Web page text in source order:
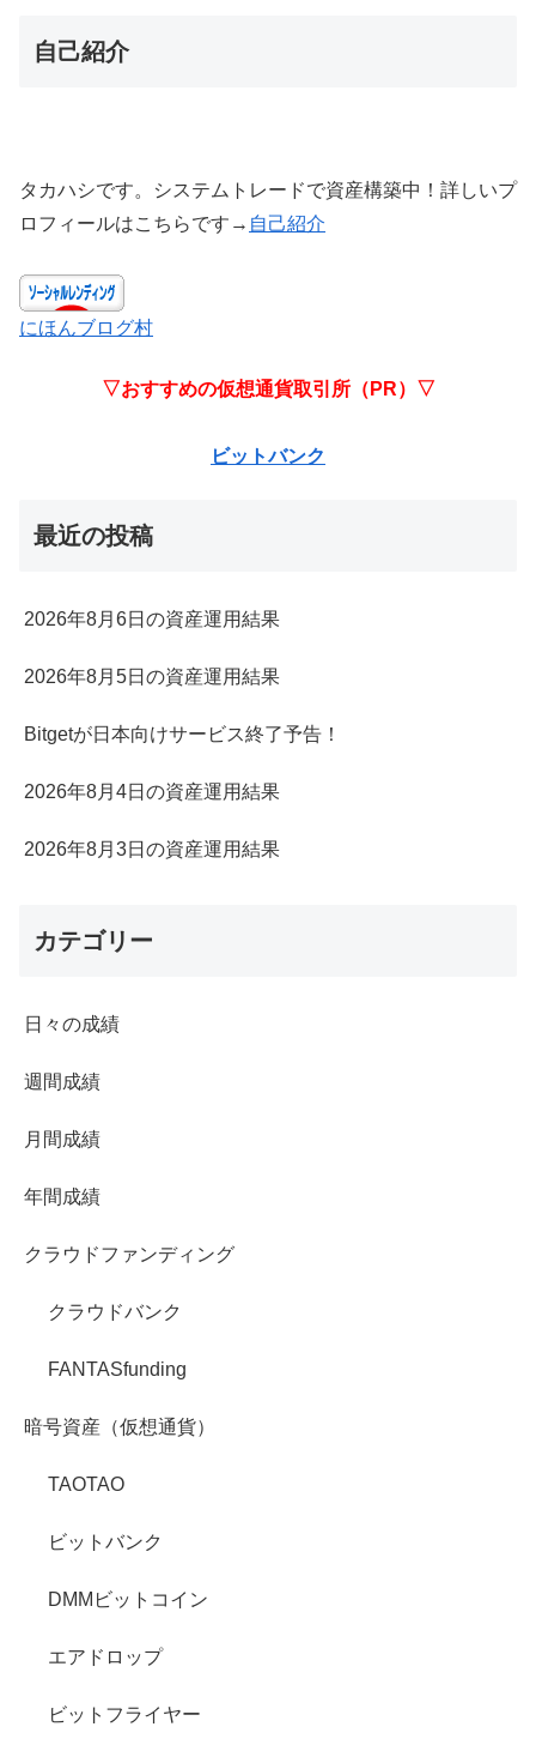
自己紹介
タカハシです。システムトレードで資産構築中！詳しいプ
ロフィールはこちらです→ 自己紹介
にほんブログ村
▽おすすめの仮想通貨取引所（PR）▽
ビットバンク
最近の投稿
2026年8月6日の資産運用結果
2026年8月5日の資産運用結果
Bitgetが日本向けサービス終了予告！
2026年8月4日の資産運用結果
2026年8月3日の資産運用結果
カテゴリー
日々の成績
週間成績
月間成績
年間成績
クラウドファンディング
クラウドバンク
FANTASfunding
暗号資産（仮想通貨）
TAOTAO
ビットバンク
DMMビットコイン
エアドロップ
ビットフライヤー